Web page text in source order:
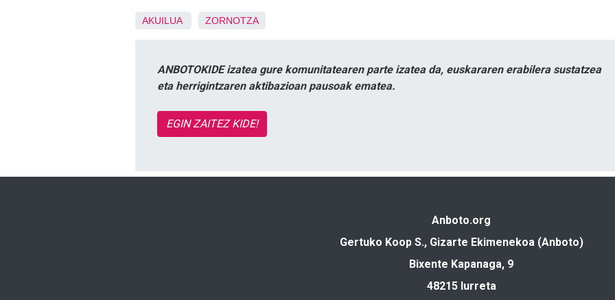
AKUILUA ZORNOTZA
ANBOTOKIDE izatea gure komunitatearen parte izatea da, euskararen erabilera sustatzea
eta herrigintzaren aktibazioan pausoak ematea.
EGIN ZAITEZ KIDE!
Anboto.org
Gertuko Koop S., Gizarte Ekimenekoa (Anboto)
Bixente Kapanaga, 9
48215 Iurreta